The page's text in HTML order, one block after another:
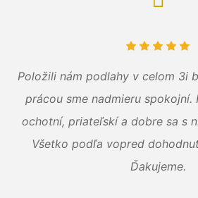
Položili nám podlahy v celom 3i
prácou sme nadmieru spokojní.
ochotní, priateľskí a dobre sa s
Všetko podľa vopred
Ďakujeme.